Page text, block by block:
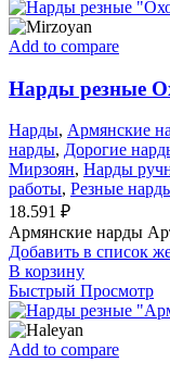
Add to compare
Нарды резные
Нарды, Армянские
нарды, Дорогие
Мирзоян, Нарды
работы, Резные
18.591 ₽
Армянские нарды
Добавить в список
В корзину
Быстрый Просмотр
Add to compare